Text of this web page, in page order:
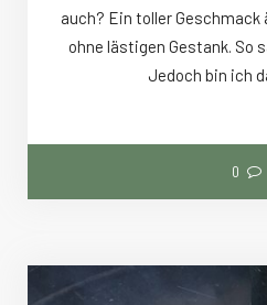
auch? Ein toller Geschmack
ohne lästigen Gestank. So
Jedoch bin ich
0